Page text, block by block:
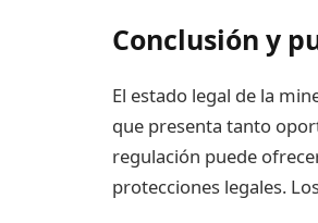
Conclusión y
El estado legal de la
que presenta tanto
regulación puede
protecciones legales.